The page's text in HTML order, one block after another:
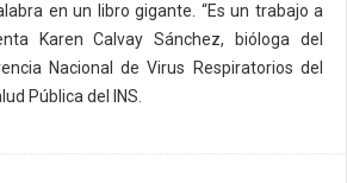
en un libro gigante. “Es un trabajo a
Karen Calvay Sánchez, bióloga del
Nacional de Virus Respiratorios del
Pública del INS.